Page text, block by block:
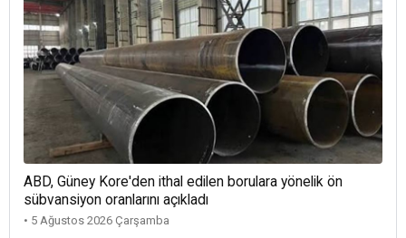
ABD, Güney Kore'den ithal edilen borulara yönelik ön
sübvansiyon oranlarını açıkladı
• 5 Ağustos 2026 Çarşamba